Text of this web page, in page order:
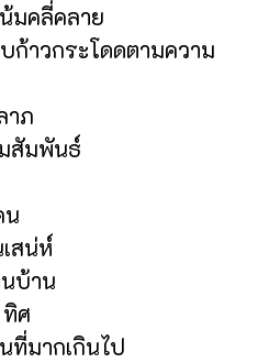
มคลี่คลาย
ก้าวกระโดดตามความ
าภ
สัมพันธ์
น
สน่ห์
บ้าน
ศ
ที่มากเกินไป